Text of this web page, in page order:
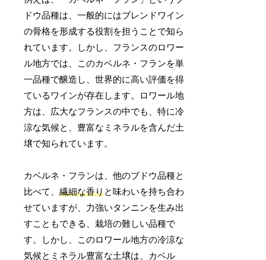
ドウ品種は、一般的にはブレンドワイン
の骨格を形成する役割を担うことで知ら
れています。しかし、フランスのロワー
ル地方では、このカベルネ・フランを単
一品種で醸造し、世界的に高い評価を得
ているワインが存在します。ロワール地
方は、広大なフランスの中でも、特に冷
涼な気候と、豊富なミネラルを含んだ土
壌で知られています。
カベルネ・フランは、他のブドウ品種と
比べて、繊細な香りと味わいを持ち合わ
せていますが、力強いタンニンを生み出
すこともできる、栽培の難しい品種で
す。しかし、このロワール地方の冷涼な
気候とミネラル豊富な土壌は、カベル